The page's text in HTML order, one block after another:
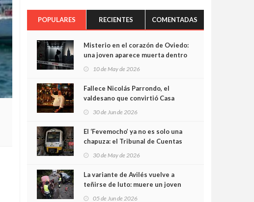
POPULARES RECIENTES COMENTADAS
Misterio en el corazón de Oviedo:
una joven aparece muerta dentro
cámaras captan sus últimos
minutos
10 de May de 2026
Fallece Nicolás Parrondo, el
valdesano que convirtió Casa
30 de Jun de 2026
El ‘Fevemocho’ ya no es solo una
chapuza: el Tribunal de Cuentas
sobrecoste de los trenes que no
cabían por los túneles
30 de May de 2026
La variante de Avilés vuelve a
teñirse de luto: muere un joven
05 de Jun de 2026